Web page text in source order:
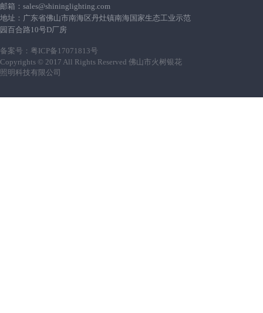
邮箱：sales@shininglighting.com
地址：广东省佛山市南海区丹灶镇南海国家生态工业示范
园百合路10号D厂房
备案号： 粤ICP备17071813号
Copyrights © 2017 All Rights Reserved 佛山市火树银花
照明科技有限公司